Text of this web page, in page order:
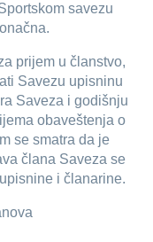
savezu
prijem u članstvo,
Savezu upisninu
Saveza i godišnju
obaveštenja o
se smatra da je
člana Saveza se
i članarine.